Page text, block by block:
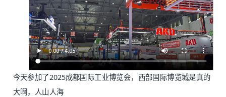
今天参加了2025成都国际工业博览会，西部国际博览城是真的
大啊，人山人海